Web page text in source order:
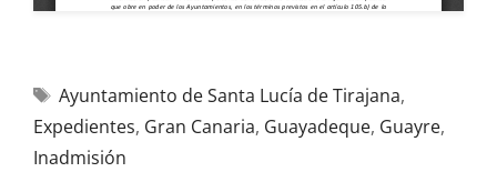
Ayuntamiento de Santa Lucía de Tirajana,
Expedientes, Gran Canaria, Guayadeque, Guayre,
Inadmisión